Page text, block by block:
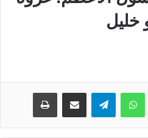
خليل
واتساب تيلقرام مشاركة عبر البريد طباعة